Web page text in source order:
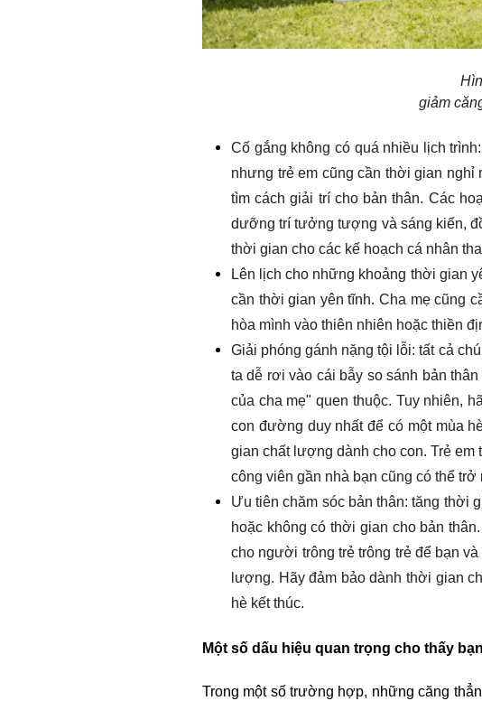
giảm
Cố gắng không có quá nhiều lịch
nhưng trẻ em cũng cần thời gian
tìm cách giải trí cho bản thân. Các
dưỡng trí tưởng tượng và sáng kiến,
thời gian cho các kế hoạch cá nhân
Lên lịch cho những khoảng thời gian
cần thời gian yên tĩnh. Cha mẹ cũng
hòa mình vào thiên nhiên hoặc thiền
Giải phóng gánh nặng tội lỗi: tất cả
ta dễ rơi vào cái bẫy so sánh bản
của cha mẹ" quen thuộc. Tuy nhiên,
con đường duy nhất để có một mùa
gian chất lượng dành cho con. Trẻ
công viên gần nhà bạn cũng có thể
Ưu tiên chăm sóc bản thân: tăng thời
hoặc không có thời gian cho bản
cho người trông trẻ trông trẻ để bạn
lượng. Hãy đảm bảo dành thời gian
hè kết thúc.
Một số dấu hiệu quan trọng cho thấy
Trong một số trường hợp, những căng